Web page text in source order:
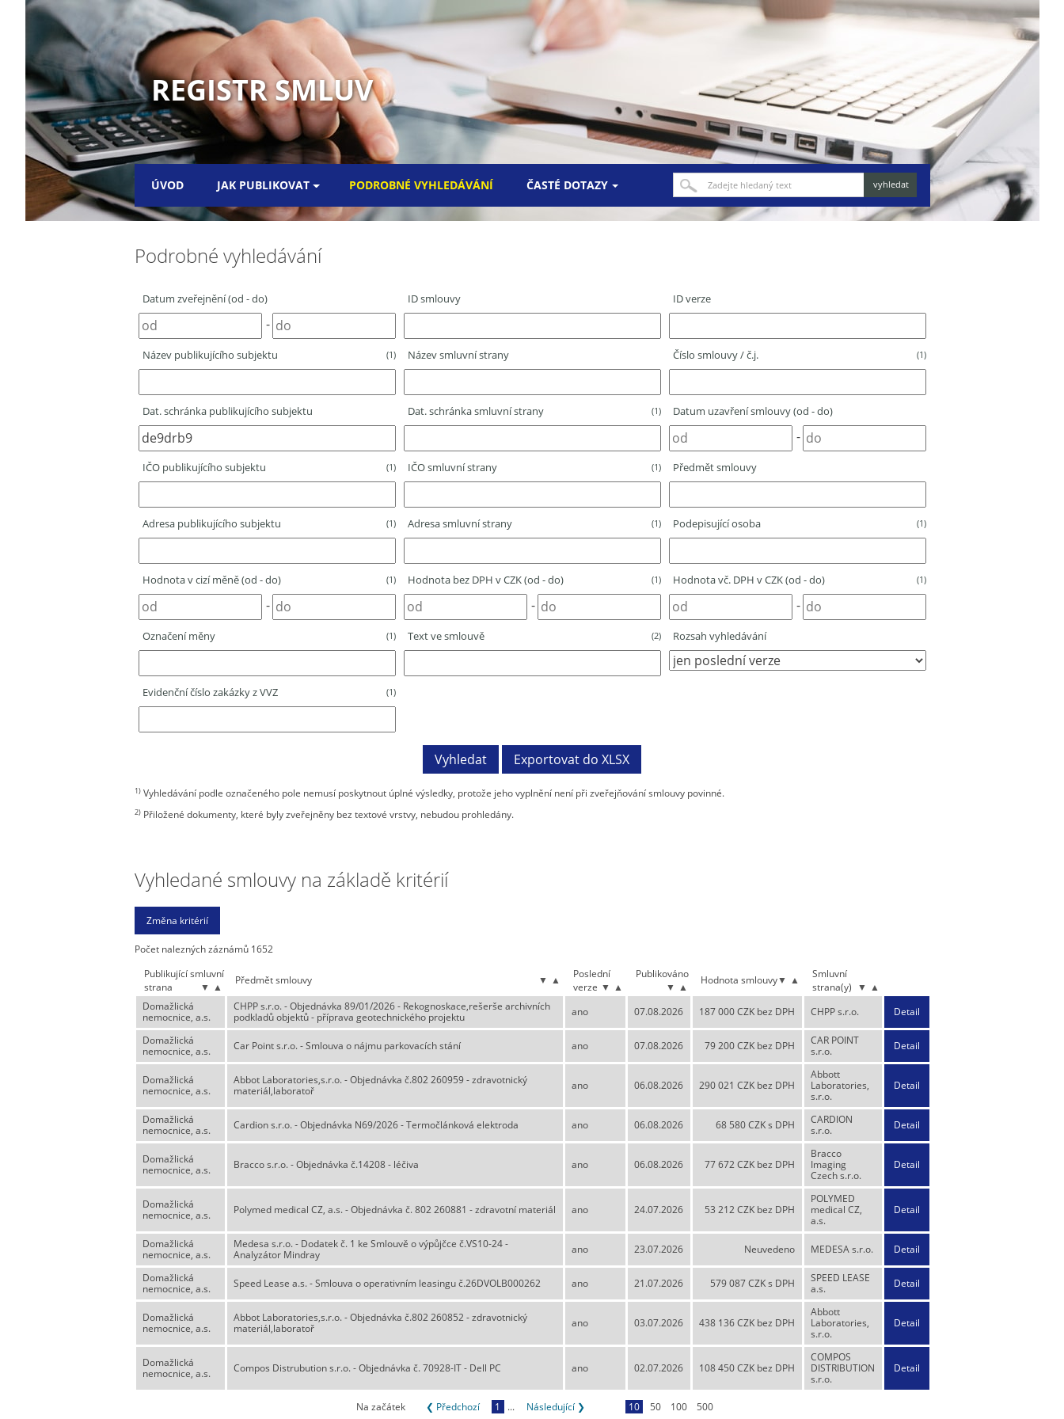
REGISTR SMLUV
ÚVOD JAK PUBLIKOVAT PODROBNÉ VYHLEDÁVÁNÍ ČASTÉ DOTAZY
Podrobné vyhledávání
Datum zveřejnění (od - do)
-
Název publikujícího subjektu (1)
Dat. schránka publikujícího subjektu
IČO publikujícího subjektu (1)
Adresa publikujícího subjektu (1)
Hodnota v cizí měně (od - do) (1)
-
Označení měny (1)
Evidenční číslo zakázky z VVZ (1)
ID smlouvy
Název smluvní strany
Dat. schránka smluvní strany (1)
IČO smluvní strany (1)
Adresa smluvní strany (1)
Hodnota bez DPH v CZK (od - do) (1)
-
Text ve smlouvě (2)
ID verze
Číslo smlouvy / č.j. (1)
Datum uzavření smlouvy (od - do)
-
Předmět smlouvy
Podepisující osoba (1)
Hodnota vč. DPH v CZK (od - do) (1)
-
Rozsah vyhledávání
1)Vyhledávání podle označeného pole nemusí poskytnout úplné výsledky, protože jeho vyplnění není při zveřejňování smlouvy povinné.
2)Přiložené dokumenty, které byly zveřejněny bez textové vrstvy, nebudou prohledány.
Vyhledané smlouvy na základě kritérií
Počet nalezných záznámů 1652
Publikující smluvní
strana
▲
▼
Předmět smlouvy ▲
▼
Poslední
verze
▲
▼
Publikováno
▲
▼
Hodnota smlouvy ▲
▼
Smluvní
strana(y)
▲
▼
Domažlická
nemocnice, a.s.
CHPP s.r.o. - Objednávka 89/01/2026 - Rekognoskace,rešerše archivních
podkladů objektů - příprava geotechnického projektu
ano 07.08.2026 187 000 CZK bez DPH CHPP s.r.o. Detail
Domažlická
nemocnice, a.s.
Car Point s.r.o. - Smlouva o nájmu parkovacích stání ano 07.08.2026 79 200 CZK bez DPH
CAR POINT
s.r.o.
Detail
Domažlická
nemocnice, a.s.
Abbot Laboratories,s.r.o. - Objednávka č.802 260959 - zdravotnický
materiál,laboratoř
ano 06.08.2026 290 021 CZK bez DPH
Abbott
Laboratories,
s.r.o.
Detail
Domažlická
nemocnice, a.s.
Cardion s.r.o. - Objednávka N69/2026 - Termočlánková elektroda ano 06.08.2026 68 580 CZK s DPH
CARDION
s.r.o.
Detail
Domažlická
nemocnice, a.s.
Bracco s.r.o. - Objednávka č.14208 - léčiva ano 06.08.2026 77 672 CZK bez DPH
Bracco
Imaging
Czech s.r.o.
Detail
Domažlická
nemocnice, a.s.
Polymed medical CZ, a.s. - Objednávka č. 802 260881 - zdravotní materiál ano 24.07.2026 53 212 CZK bez DPH
POLYMED
medical CZ,
a.s.
Detail
Domažlická
nemocnice, a.s.
Medesa s.r.o. - Dodatek č. 1 ke Smlouvě o výpůjčce č.VS10-24 -
Analyzátor Mindray
ano 23.07.2026 Neuvedeno MEDESA s.r.o. Detail
Domažlická
nemocnice, a.s.
Speed Lease a.s. - Smlouva o operativním leasingu č.26DVOLB000262 ano 21.07.2026 579 087 CZK s DPH
SPEED LEASE
a.s.
Detail
Domažlická
nemocnice, a.s.
Abbot Laboratories,s.r.o. - Objednávka č.802 260852 - zdravotnický
materiál,laboratoř
ano 03.07.2026 438 136 CZK bez DPH
Abbott
Laboratories,
s.r.o.
Detail
Domažlická
nemocnice, a.s.
Compos Distrubution s.r.o. - Objednávka č. 70928-IT - Dell PC ano 02.07.2026 108 450 CZK bez DPH
COMPOS
DISTRIBUTION
s.r.o.
Detail
Na začátek ❮ Předchozí 1 ... Následující ❯ 10 50 100 500